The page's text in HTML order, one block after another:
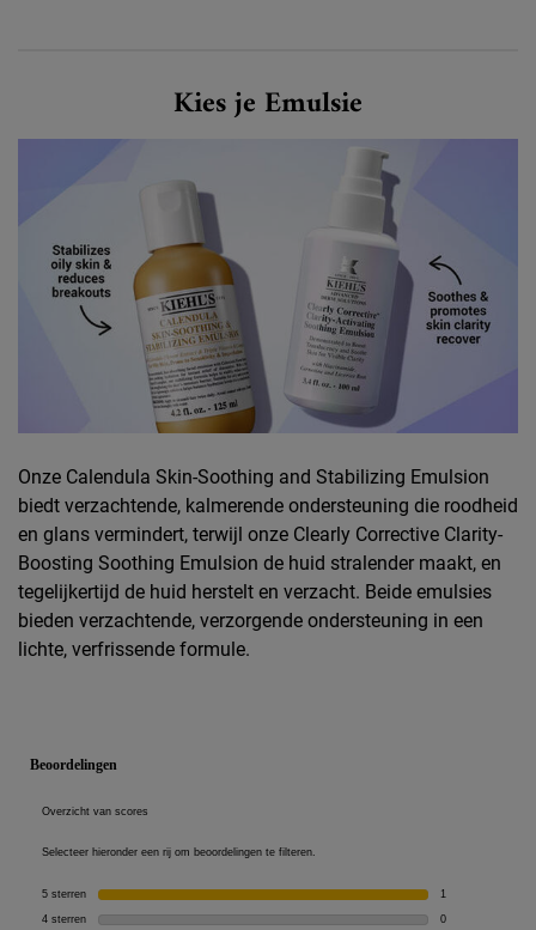
Kies je Emulsie
Onze Calendula Skin-Soothing and Stabilizing Emulsion
biedt verzachtende, kalmerende ondersteuning die roodheid
en glans vermindert, terwijl onze Clearly Corrective Clarity-
Boosting Soothing Emulsion de huid stralender maakt, en
tegelijkertijd de huid herstelt en verzacht. Beide emulsies
bieden verzachtende, verzorgende ondersteuning in een
lichte, verfrissende formule.